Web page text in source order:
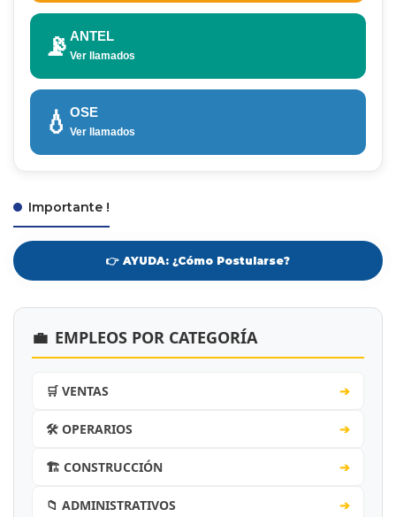
📡 ANTEL
Ver llamados
💧 OSE
Ver llamados
Importante !
👉 AYUDA: ¿Cómo Postularse?
💼 EMPLEOS POR CATEGORÍA
🛒 VENTAS ➔
🛠️ OPERARIOS ➔
🏗️ CONSTRUCCIÓN ➔
📁 ADMINISTRATIVOS ➔